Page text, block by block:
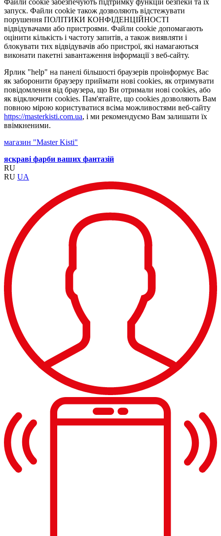
Файли cookie забезпечують підтримку функцій безпеки та їх
запуск. Файли cookie також дозволяють відстежувати
порушення ПОЛІТИКИ КОНФІДЕНЦІЙНОСТІ
відвідувачами або пристроями. Файли cookie допомагають
оцінити кількість і частоту запитів, а також виявляти і
блокувати тих відвідувачів або пристрої, які намагаються
виконати пакетні завантаження інформації з веб-сайту.
Ярлик "help" на панелі більшості браузерів проінформує Вас
як заборонити браузеру приймати нові cookies, як отримувати
повідомлення від браузера, що Ви отримали нові cookies, або
як відключити cookies. Пам'ятайте, що cookies дозволяють Вам
повною мірою користуватися всіма можливостями веб-сайту
https://masterkisti.com.ua, і ми рекомендуємо Вам залишати їх
ввімкненими.
магазин "Master Kisti"
яскраві фарби ваших фантазій
RU
RU UA